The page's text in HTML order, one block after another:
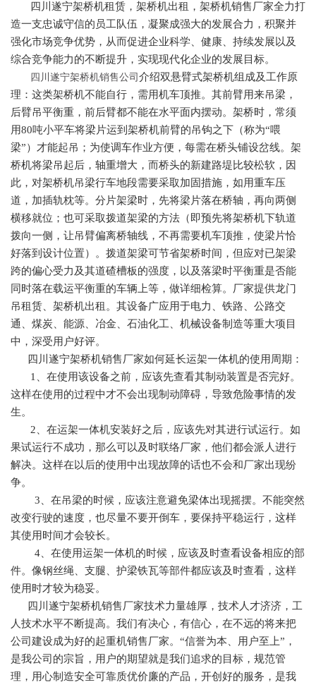
四川遂宁架桥机租赁，架桥机出租，架桥机销售厂家全力打
造一支忠诚守信的员工队伍，凝聚成强大的发展合力，积聚并
强化市场竞争优势，从而促进企业科学、健康、持续发展以及
综合竞争能力的不断提升，实现现代化企业的发展目标。
四川遂宁架桥机销售公司 介绍双悬臂式架桥机组成及工作原
理：这类架桥机不能自行，需用机车顶推。其前臂用来吊梁，
后臂吊平衡重，前后臂都不能在水平面内摆动。架桥时，常须
用80吨小平车将梁片运到架桥机前臂的吊钩之下（称为“喂
梁”）才能起吊；为使调车作业方便，每需在桥头铺设岔线。架
桥机将梁吊起后，轴重增大，而桥头的新建路堤比较松软，因
此，对架桥机吊梁行车地段需要采取加固措施，如用重车压
道，加插轨枕等。分片架梁时，先将梁片落在桥轴，再向两侧
横移就位；也可采取拨道架梁的方法（即预先将架桥机下轨道
拨向一侧，让吊臂偏离桥轴线，不再需要机车顶推，使梁片恰
好落到设计位置）。拨道架梁可节省架桥时间，但应对已架梁
跨的偏心受力及其道碴槽板的强度，以及落梁时平衡重是否能
同时落在载运平衡重的车辆上等，做详细检算。厂家提供龙门
吊租赁、架桥机出租。其设备广应用于电力、铁路、公路交
通、煤炭、能源、冶金、石油化工、机械设备制造等重大项目
中，深受用户好评。
四川遂宁架桥机销售厂家如何延长运架一体机的使用周期：
1、在使用该设备之前，应该先查看其制动装置是否完好。
这样在使用的过程中才不会出现制动障碍，导致危险事情的发
生。
2、在运架一体机安装好之后，应该先对其进行试运行。如
果试运行不成功，那么可以及时联络厂家，他们都会派人进行
解决。这样在以后的使用中出现故障的话也不会和厂家出现纷
争。
3、在吊梁的时候，应该注意避免梁体出现摇摆。不能突然
改变行驶的速度，也尽量不要开倒车，要保持平稳运行，这样
其使用时间才会较长。
4、在使用运架一体机的时候，应该及时查看设备相应的部
件。像钢丝绳、支腿、护梁铁瓦等部件都应该及时查看，这样
使用时才较为稳妥。
四川遂宁架桥机销售厂家技术力量雄厚，技术人才济济，工
人技术水平不断提高。我们有决心，有信心，在不远的将来把
公司建设成为好的起重机销售厂家。“信誉为本、用户至上”，
是我公司的宗旨，用户的期望就是我们追求的目标，规范管
理，用心制造安全可靠质优价廉的产品，开创好的服务，是我